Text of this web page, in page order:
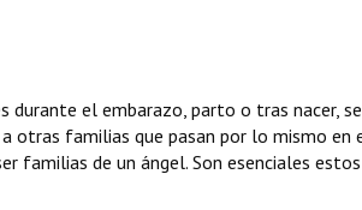
durante el embarazo, parto o tras nacer, se
otras familias que pasan por lo mismo en
familias de un ángel. Son esenciales estos